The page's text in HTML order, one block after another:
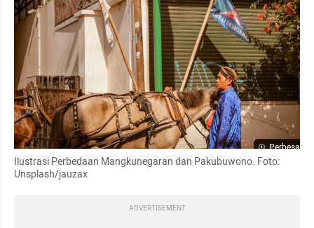
Perbesar
Ilustrasi Perbedaan Mangkunegaran dan Pakubuwono. Foto:
Unsplash/jauzax
ADVERTISEMENT